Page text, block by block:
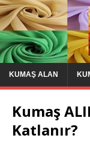
KUMAŞ ALAN
Kumaş
Katlanır?